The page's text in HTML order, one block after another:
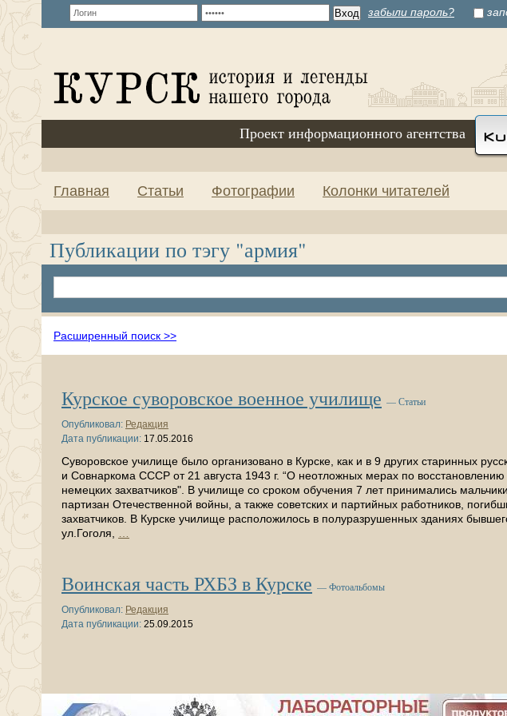
забыли пароль?
Проект информационного агентства
Главная Статьи Фотографии Колонки читателей
Публикации по тэгу "армия"
Расширенный поиск >>
Курское суворовское военное училище — Статьи
Опубликовал: Редакция
Дата публикации: 17.05.2016
Суворовское училище было организовано в Курске, как и в 9 других старинных
и Совнаркома СССР от 21 августа 1943 г. “О неотложных мерах по
немецких захватчиков". В училище со сроком обучения 7 лет принимались
партизан Отечественной войны, а также советских и партийных работников,
захватчиков. В Курске училище расположилось в полуразрушенных зданиях
ул.Гоголя,
Воинская часть РХБЗ в Курске — Фотоальбомы
Опубликовал: Редакция
Дата публикации: 25.09.2015